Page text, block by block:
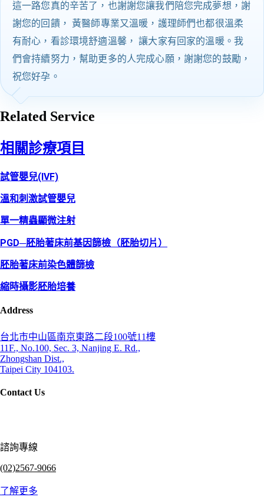
這一路您真的辛苦了，也謝謝您讓我們陪您完成夢想，謝
謝您的回饋， 黃醫師專業又溫暖，護理師們也都很溫柔
有耐心，看診環境舒適溫馨， 讓大家有回家的溫暖。我
們會持續努力，幫助更多的人完成心願，謝謝您的鼓勵，
祝您好孕。
Related Service
相關診療項目
試管嬰兒(IVF)
溫和刺激試管嬰兒
單一精蟲顯微注射
PGD─胚胎著床前基因篩檢（胚胎切片）
胚胎著床前染色體篩檢
縮時攝影胚胎培養
Address
台北市中山區南京東路二段100號11樓
11F., No.100, Sec. 3, Nanjing E. Rd.,
Zhongshan Dist.,
Taipei City 104103.
Contact Us
諮詢專線
(02)2567-9066
了解更多